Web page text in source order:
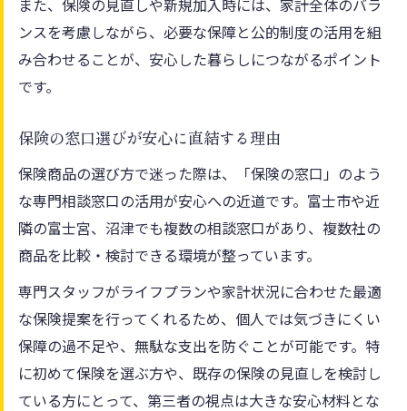
ンスを考慮しながら、必要な保障と公的制度の活用を組
み合わせることが、安心した暮らしにつながるポイント
です。
保険の窓口選びが安心に直結する理由
保険商品の選び方で迷った際は、「保険の窓口」のよう
な専門相談窓口の活用が安心への近道です。富士市や近
隣の富士宮、沼津でも複数の相談窓口があり、複数社の
商品を比較・検討できる環境が整っています。
専門スタッフがライフプランや家計状況に合わせた最適
な保険提案を行ってくれるため、個人では気づきにくい
保障の過不足や、無駄な支出を防ぐことが可能です。特
に初めて保険を選ぶ方や、既存の保険の見直しを検討し
ている方にとって、第三者の視点は大きな安心材料とな